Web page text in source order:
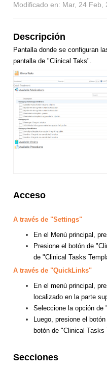
Modificado en: Mar, 24 Feb,
Descripción
Pantalla donde se configuran
pantalla de "Clinical Taks".
Acceso
A través de "Settings"
En el Menú principal,
Presione el botón de
de "Clinical Tasks
A través de "QuickLinks"
En el menú principal,
localizado en la parte
Seleccione la opción de
Luego, presione el
botón de "Clinical Tasks
Secciones